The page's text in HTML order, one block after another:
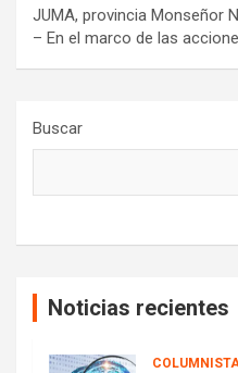
JUMA, provincia Monseñor
– En el marco de las
Buscar
Noticias recientes